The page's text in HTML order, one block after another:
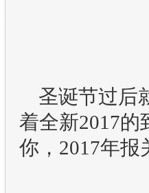
圣诞节过后
着全新2017
你，2017年报